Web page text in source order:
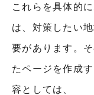
これらを具体的
は、対策したい
要があります。
たページを作成
容としては、